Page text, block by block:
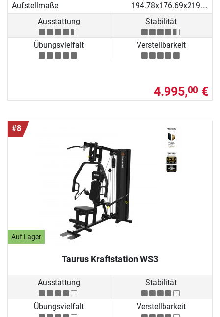
Aufstellmaße
194.78x176.69x219.53 cm
Ausstattung
Stabilität
Übungsvielfalt Verstellbarkeit
4.995,00 €
#8
Auf Lager
Taurus Kraftstation WS3
Ausstattung Stabilität
Übungsvielfalt Verstellbarkeit